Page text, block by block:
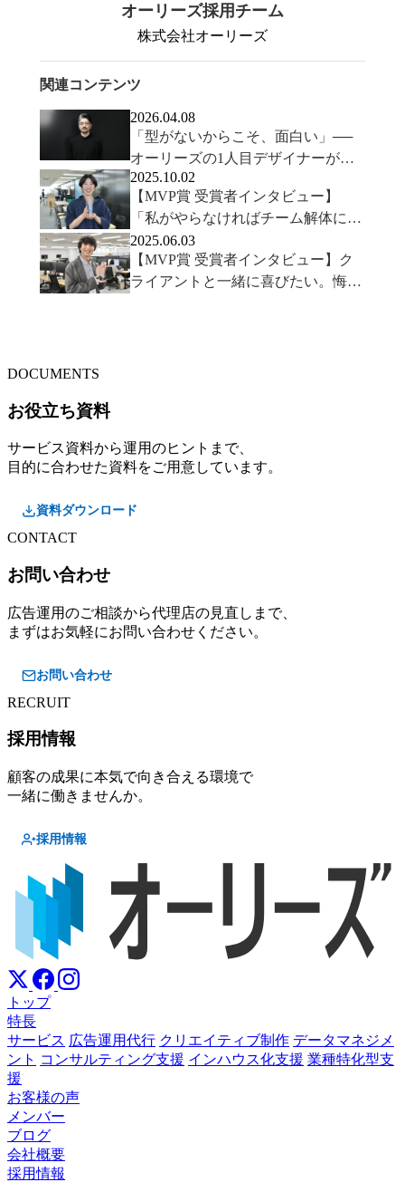
オーリーズ採用チーム
株式会社オーリーズ
関連コンテンツ
2026.04.08
「型がないからこそ、面白い」──
オーリーズの1人目デザイナーが語
るクリエイティブの可能性
2025.10.02
【MVP賞 受賞者インタビュー】
「私がやらなければチーム解体にな
る」危機感を原動力にチームの仕組
みを変革し続け得た達成感とMVP
2025.06.03
【MVP賞 受賞者インタビュー】ク
ライアントと一緒に喜びたい。悔し
DOCUMENTS
お役立ち資料
サービス資料から運用のヒントまで、
目的に合わせた資料をご用意しています。
資料ダウンロード
CONTACT
お問い合わせ
広告運用のご相談から代理店の見直しまで、
まずはお気軽にお問い合わせください。
お問い合わせ
RECRUIT
採用情報
顧客の成果に本気で向き合える環境で
一緒に働きませんか。
採用情報
トップ
特長
サービス 広告運用代行 クリエイティブ制作 データマネジメ
ント コンサルティング支援 インハウス化支援 業種特化型支
援
お客様の声
メンバー
ブログ
会社概要
採用情報